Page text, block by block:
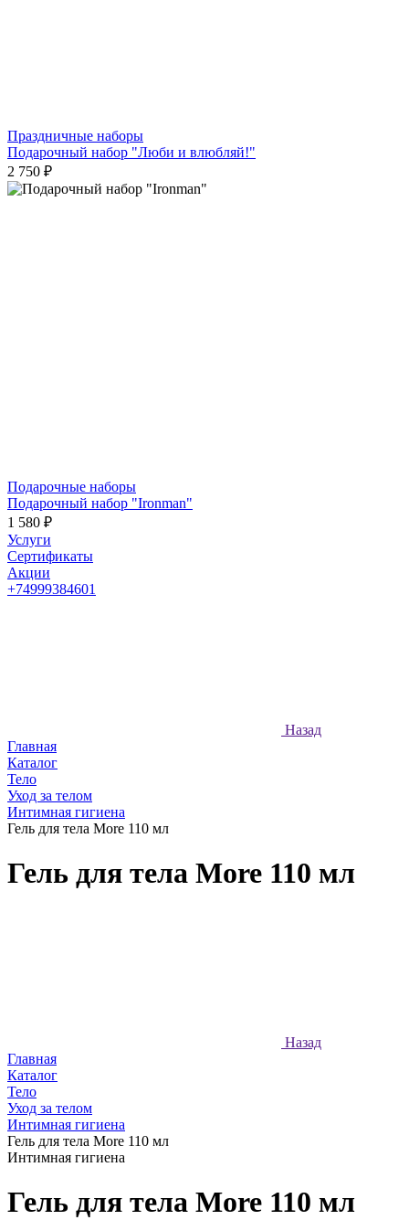
Праздничные наборы
Подарочный набор "Люби и влюбляй!"
2 750 ₽
Подарочные наборы
Подарочный набор "Ironman"
1 580 ₽
Услуги
Сертификаты
Акции
+74999384601
Назад
Главная
Каталог
Тело
Уход за телом
Интимная гигиена
Гель для тела More 110 мл
Гель для тела More 110 мл
Назад
Главная
Каталог
Тело
Уход за телом
Интимная гигиена
Гель для тела More 110 мл
Интимная гигиена
Гель для тела More 110 мл